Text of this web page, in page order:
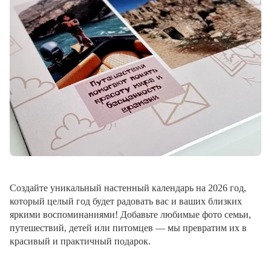
Создайте уникальный настенный календарь на 2026 год,
который целый год будет радовать вас и ваших близких
яркими воспоминаниями! Добавьте любимые фото семьи,
путешествий, детей или питомцев — мы превратим их в
красивый и практичный подарок.